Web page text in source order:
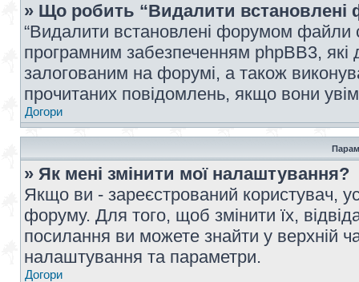
» Що робить “Видалити
“Видалити встановлені форумом файли
програмним забезпеченням phpBB3,
залогованим на форумі, а також
прочитаних повідомлень, якщо вони
Догори
» Як мені змінити мої налаштування?
Якщо ви - зареєстрований користувач,
форуму. Для того, щоб змінити їх,
посилання ви можете знайти у верхній
налаштування та параметри.
Догори